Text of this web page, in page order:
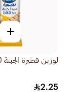
+
لوزين فطيرة الجبنة 70جرام
2.25